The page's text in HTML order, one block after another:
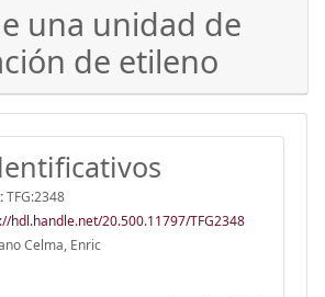
una unidad de
de etileno
TFG:2348
hdl.handle.net/20.500.11797/TFG2348
Celma, Enric